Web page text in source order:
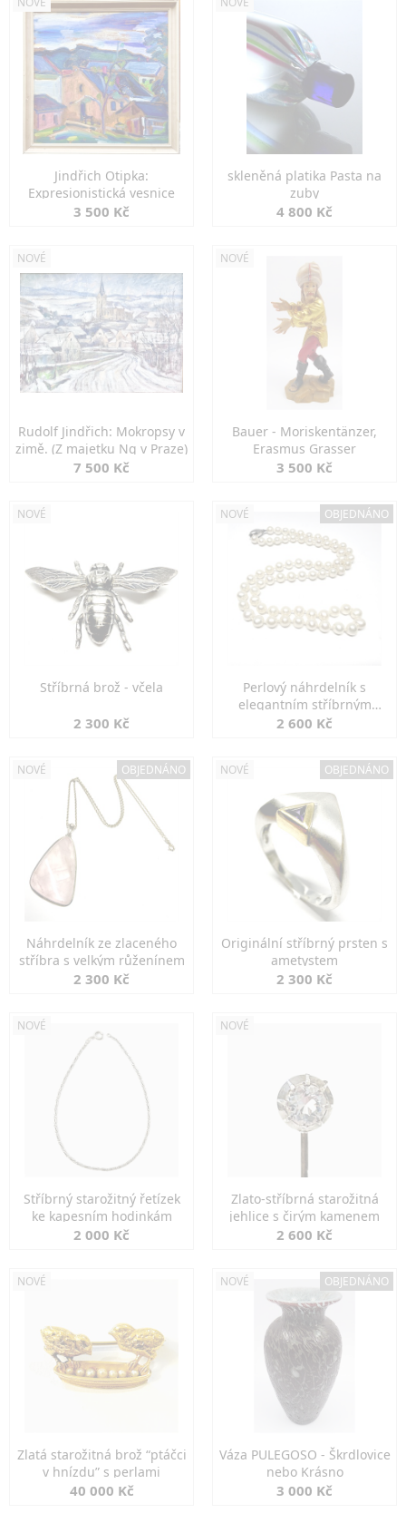
Jindřich Otipka:
Expresionistická vesnice
3 500 Kč
skleněná platika Pasta na
zuby
4 800 Kč
NOVÉ
Rudolf Jindřich: Mokropsy v
zimě. (Z majetku Ng v Praze)
7 500 Kč
NOVÉ
Bauer - Moriskentänzer,
Erasmus Grasser
3 500 Kč
NOVÉ
Stříbrná brož - včela
2 300 Kč
NOVÉ OBJEDNÁNO
Perlový náhrdelník s
elegantním stříbrným
zapínáním
2 600 Kč
NOVÉ OBJEDNÁNO
Náhrdelník ze zlaceného
stříbra s velkým růženínem
2 300 Kč
NOVÉ OBJEDNÁNO
Originální stříbrný prsten s
ametystem
2 300 Kč
NOVÉ
Stříbrný starožitný řetízek
ke kapesním hodinkám
2 000 Kč
NOVÉ
Zlato-stříbrná starožitná
jehlice s čirým kamenem
2 600 Kč
NOVÉ
Zlatá starožitná brož “ptáčci
v hnízdu” s perlami
40 000 Kč
NOVÉ OBJEDNÁNO
Váza PULEGOSO - Škrdlovice
nebo Krásno
3 000 Kč